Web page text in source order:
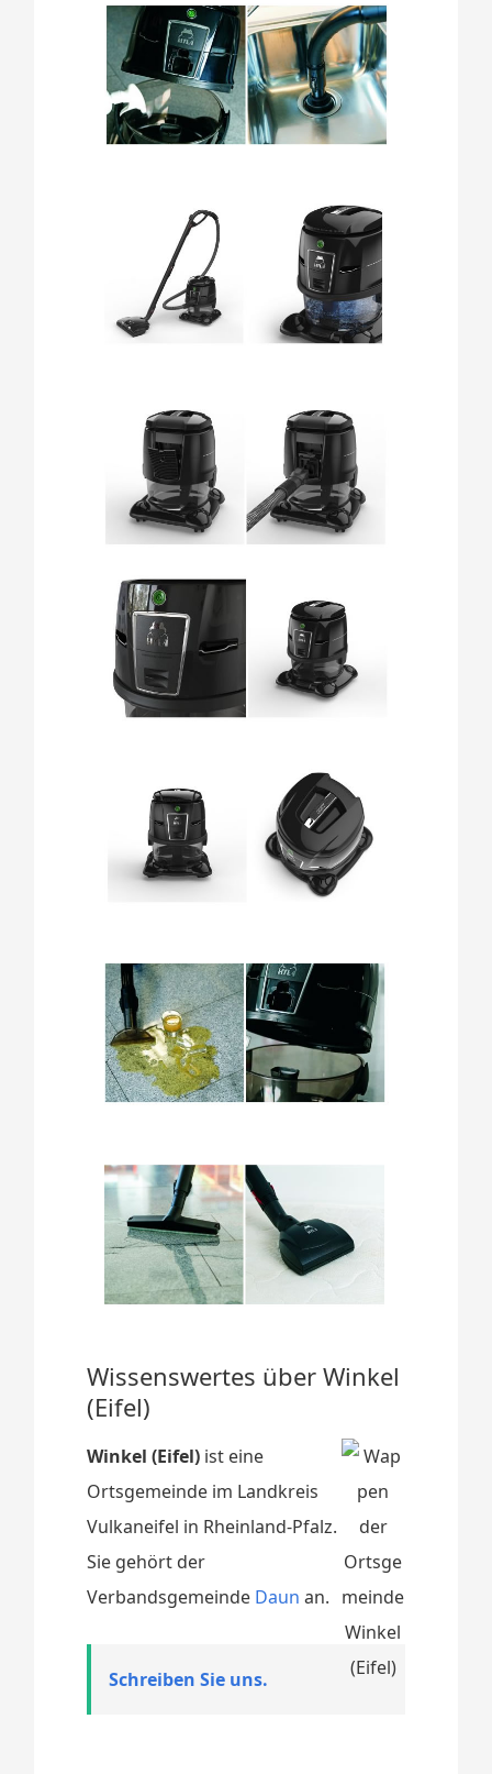
Wissenswertes über Winkel
(Eifel)
Winkel (Eifel) ist eine
Ortsgemeinde im Landkreis
Vulkaneifel in Rheinland-Pfalz.
Sie gehört der
Verbandsgemeinde Daun an.
Schreiben Sie uns.